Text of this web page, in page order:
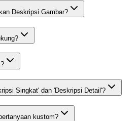
Deskripsi Gambar?
Singkat' dan 'Deskripsi Detail'?
kustom?